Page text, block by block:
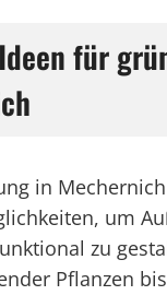
für
in
um
zu
Pflanzen